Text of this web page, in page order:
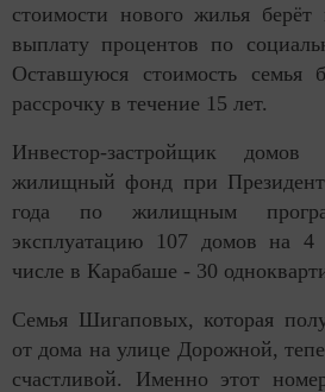
стоимости нового жилья берёт
выплату процентов по
Оставшуюся стоимость семья
рассрочку в течение 15 лет.
Инвестор-застройщик домов
жилищный фонд при
года по жилищным
эксплуатацию 107 домов на
числе в Карабаше - 30
Семья Шигаповых, которая
от дома на улице Дорожной,
счастливой. Именно этот